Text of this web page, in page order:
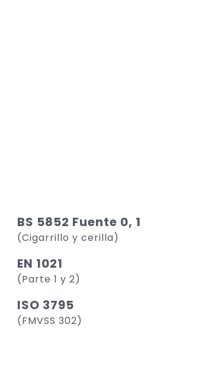
BS 5852 Fuente 0, 1
(Cigarrillo y cerilla)
EN 1021
(Parte 1 y 2)
ISO 3795
(FMVSS 302)